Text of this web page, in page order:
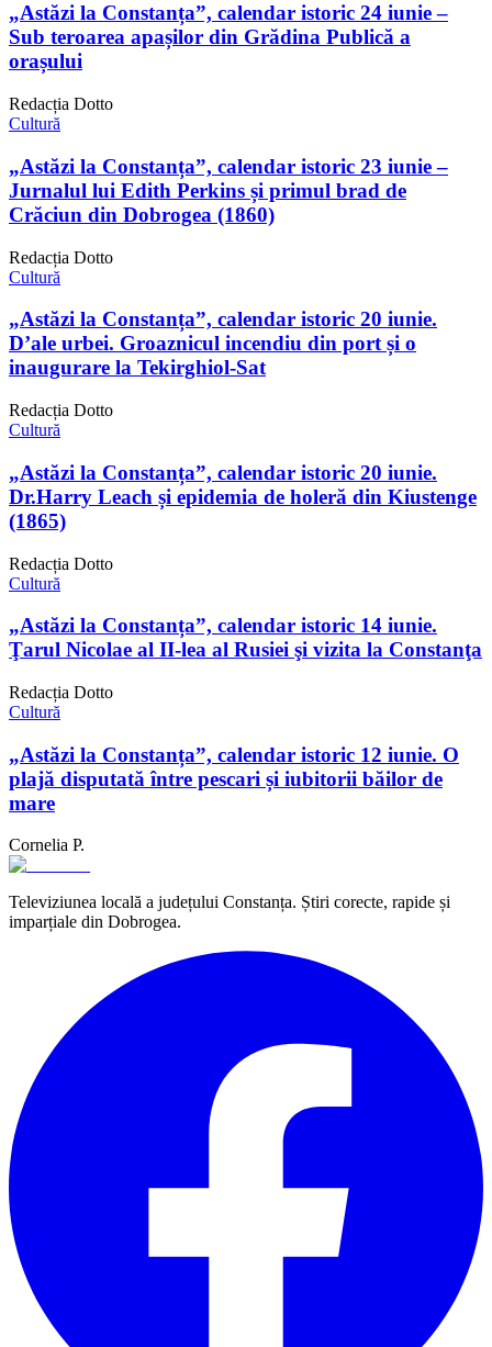
„Astăzi la Constanța”, calendar istoric 24 iunie –
Sub teroarea apașilor din Grădina Publică a
orașului
Redacția Dotto
Cultură
„Astăzi la Constanța”, calendar istoric 23 iunie –
Jurnalul lui Edith Perkins și primul brad de
Crăciun din Dobrogea (1860)
Redacția Dotto
Cultură
„Astăzi la Constanța”, calendar istoric 20 iunie.
D’ale urbei. Groaznicul incendiu din port și o
inaugurare la Tekirghiol-Sat
Redacția Dotto
Cultură
„Astăzi la Constanța”, calendar istoric 20 iunie.
Dr.Harry Leach și epidemia de holeră din Kiustenge
(1865)
Redacția Dotto
Cultură
„Astăzi la Constanța”, calendar istoric 14 iunie.
Ţarul Nicolae al II-lea al Rusiei şi vizita la Constanţa
Redacția Dotto
Cultură
„Astăzi la Constanța”, calendar istoric 12 iunie. O
plajă disputată între pescari și iubitorii băilor de
mare
Cornelia P.
Televiziunea locală a județului Constanța. Știri corecte, rapide și
imparțiale din Dobrogea.